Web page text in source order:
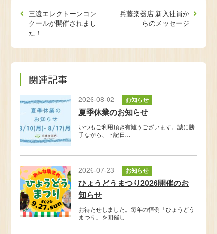
三遠エレクトーンコン
クールが開催されまし
た！
兵藤楽器店 新入社員か
らのメッセージ
関連記事
2026-08-02 お知らせ
夏季休業のお知らせ
いつもご利用頂き有難うございます。誠に勝
手ながら、下記日…
2026-07-23 お知らせ
ひょうどうまつり2026開催のお
知らせ
お待たせしました。毎年の恒例「ひょうどう
まつり」を開催し…